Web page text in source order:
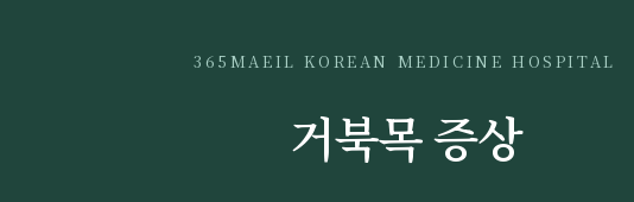
365MAEIL KOREAN MEDICINE HOSPITAL
거북목 증상